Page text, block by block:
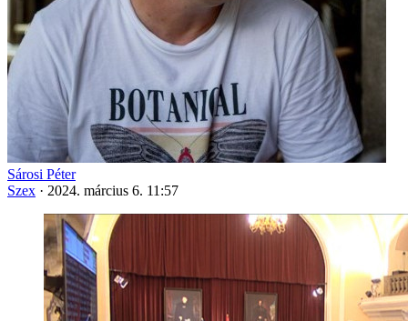
Sárosi Péter
Szex · 2024. március 6. 11:57